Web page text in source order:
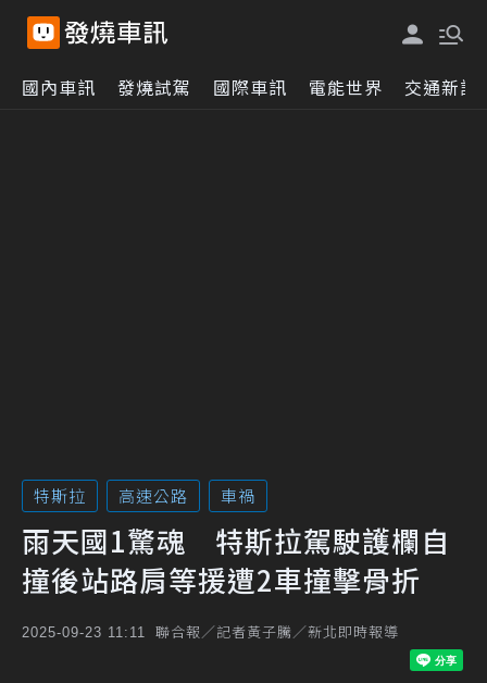
國內車訊 發燒試駕 國際車訊 電能世界 交通新訊
特斯拉 高速公路 車禍
雨天國1驚魂 特斯拉駕駛護欄自
撞後站路肩等援遭2車撞擊骨折
2025-09-23 11:11 聯合報／記者黃子騰／新北即時報導